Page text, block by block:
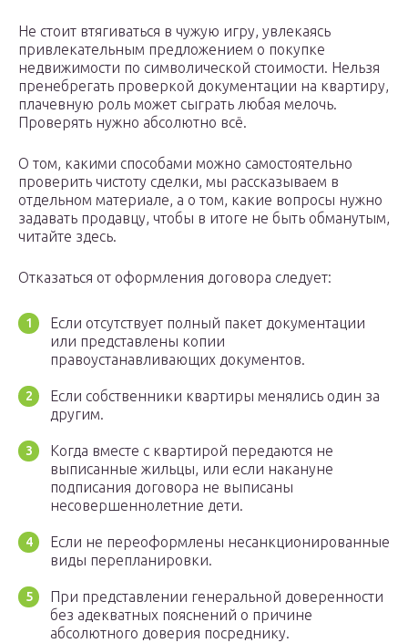
Не стоит втягиваться в чужую игру, увлекаясь
привлекательным предложением о покупке
недвижимости по символической стоимости. Нельзя
пренебрегать проверкой документации на квартиру,
плачевную роль может сыграть любая мелочь.
Проверять нужно абсолютно всё.
О том, какими способами можно самостоятельно
проверить чистоту сделки, мы рассказываем в
отдельном материале, а о том, какие вопросы нужно
задавать продавцу, чтобы в итоге не быть обманутым,
читайте здесь.
Отказаться от оформления договора следует:
Если отсутствует полный пакет документации
или представлены копии
правоустанавливающих документов.
Если собственники квартиры менялись один за
другим.
Когда вместе с квартирой передаются не
выписанные жильцы, или если накануне
подписания договора не выписаны
несовершеннолетние дети.
Если не переоформлены несанкционированные
виды перепланировки.
При представлении генеральной доверенности
без адекватных пояснений о причине
абсолютного доверия посреднику.